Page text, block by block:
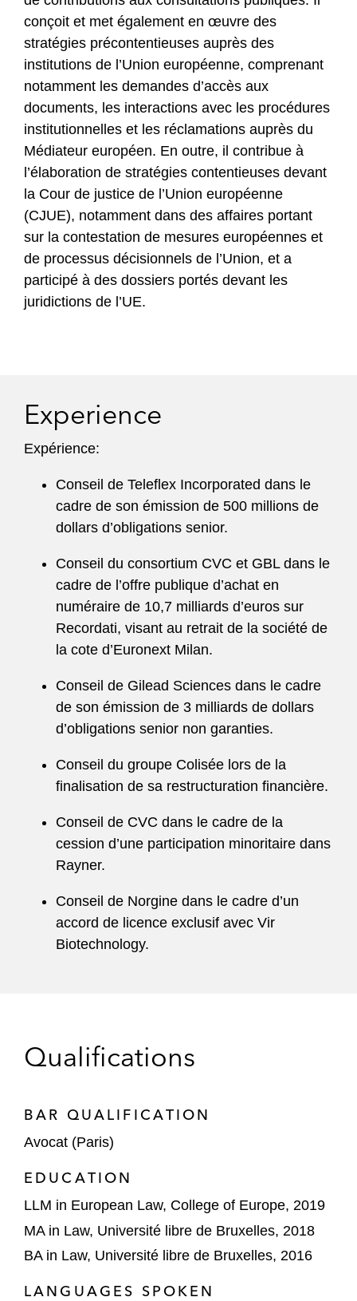
conçoit et met également en œuvre des
stratégies précontentieuses auprès des
institutions de l’Union européenne, comprenant
notamment les demandes d’accès aux
documents, les interactions avec les procédures
institutionnelles et les réclamations auprès du
Médiateur européen. En outre, il contribue à
l’élaboration de stratégies contentieuses devant
la Cour de justice de l’Union européenne
(CJUE), notamment dans des affaires portant
sur la contestation de mesures européennes et
de processus décisionnels de l’Union, et a
participé à des dossiers portés devant les
juridictions de l’UE.
Experience
Expérience:
Conseil de Teleflex Incorporated dans le
cadre de son émission de 500 millions de
dollars d’obligations senior.
Conseil du consortium CVC et GBL dans le
cadre de l’offre publique d’achat en
numéraire de 10,7 milliards d’euros sur
Recordati, visant au retrait de la société de
la cote d’Euronext Milan.
Conseil de Gilead Sciences dans le cadre
de son émission de 3 milliards de dollars
d’obligations senior non garanties.
Conseil du groupe Colisée lors de la
finalisation de sa restructuration financière.
Conseil de CVC dans le cadre de la
cession d’une participation minoritaire dans
Rayner.
Conseil de Norgine dans le cadre d’un
accord de licence exclusif avec Vir
Biotechnology.
Qualifications
BAR QUALIFICATION
Avocat (Paris)
EDUCATION
LLM in European Law, College of Europe, 2019
MA in Law, Université libre de Bruxelles, 2018
BA in Law, Université libre de Bruxelles, 2016
LANGUAGES SPOKEN